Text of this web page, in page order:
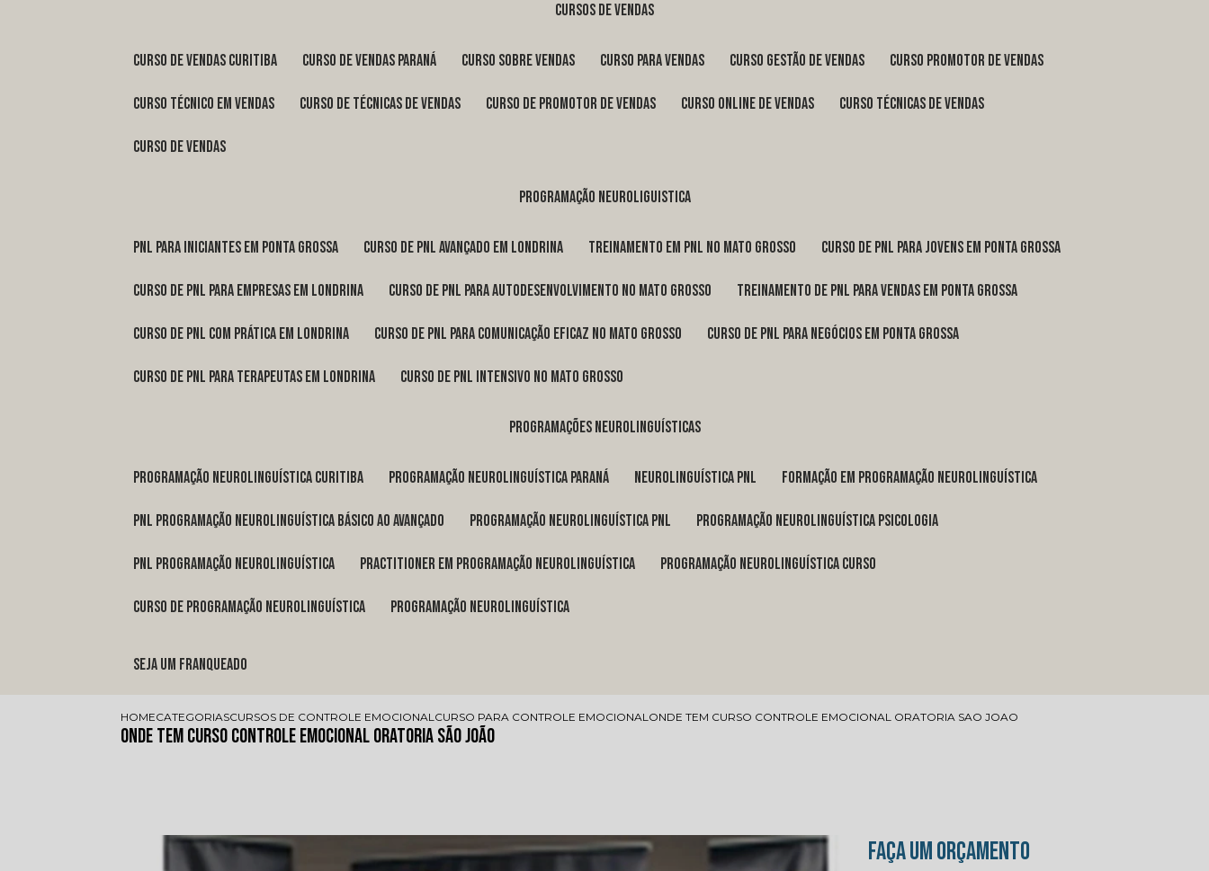
cursos de vendas
curso de vendas Curitiba curso de vendas Paraná curso sobre vendas curso para vendas curso gestão de vendas curso promotor de vendas
curso técnico em vendas curso de técnicas de vendas curso de promotor de vendas curso online de vendas curso técnicas de vendas
curso de vendas
programação neuroliguistica
pnl para iniciantes em Ponta Grossa curso de pnl avançado em Londrina treinamento em pnl no Mato Grosso curso de pnl para jovens em Ponta Grossa
curso de pnl para empresas em Londrina curso de pnl para autodesenvolvimento no Mato Grosso treinamento de pnl para vendas em Ponta Grossa
curso de pnl com prática em Londrina curso de pnl para comunicação eficaz no Mato Grosso curso de pnl para negócios em Ponta Grossa
curso de pnl para terapeutas em Londrina curso de pnl intensivo no Mato Grosso
programações neurolinguísticas
programação neurolinguística Curitiba programação neurolinguística Paraná neurolinguística pnl formação em programação neurolinguística
pnl programação neurolinguística básico ao avançado programação neurolinguística pnl programação neurolinguística psicologia
pnl programação neurolinguística practitioner em programação neurolinguística programação neurolinguística curso
curso de programação neurolinguística programação neurolinguística
Seja um franqueado
HOMECATEGORIASCURSOS DE CONTROLE EMOCIONALCURSO PARA CONTROLE EMOCIONALONDE TEM CURSO CONTROLE EMOCIONAL ORATORIA SAO JOAO
Onde Tem Curso Controle Emocional Oratoria São João
FAÇA UM ORÇAMENTO